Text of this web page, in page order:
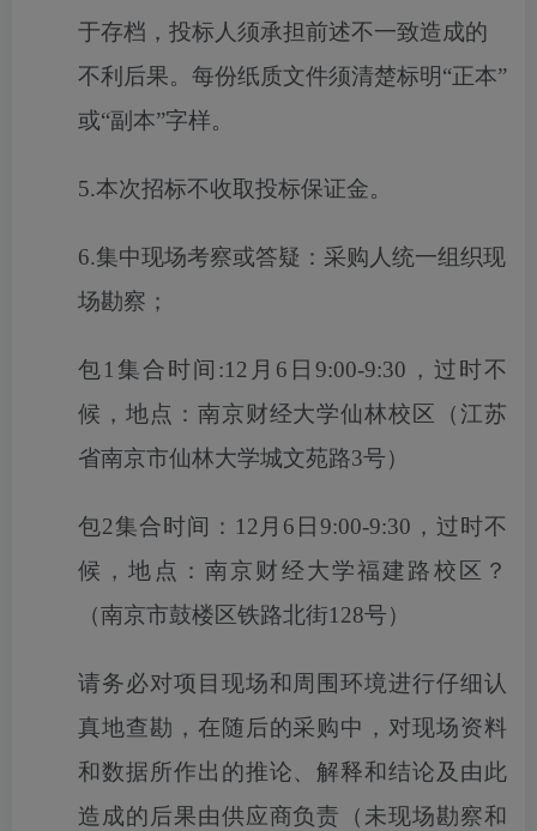
于存档，投标人须承担前述不一致造成的
不利后果。每份纸质文件须清楚标明“正本”
或“副本”字样。
5.本次招标不收取投标保证金。
6.集中现场考察或答疑：采购人统一组织现
场勘察；
包1集合时间:12月6日9:00-9:30，过时不
候，地点：南京财经大学仙林校区（江苏
省南京市仙林大学城文苑路3号）
包2集合时间：12月6日9:00-9:30，过时不
候，地点：南京财经大学福建路校区 ？
（南京市鼓楼区铁路北街128号）
请务必对项目现场和周围环境进行仔细认
真地查勘，在随后的采购中，对现场资料
和数据所作出的推论、解释和结论及由此
造成的后果由供应商负责（未现场勘察和